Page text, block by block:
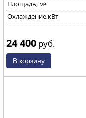
Площадь, м²
Охлаждение,кВт
24 400 руб.